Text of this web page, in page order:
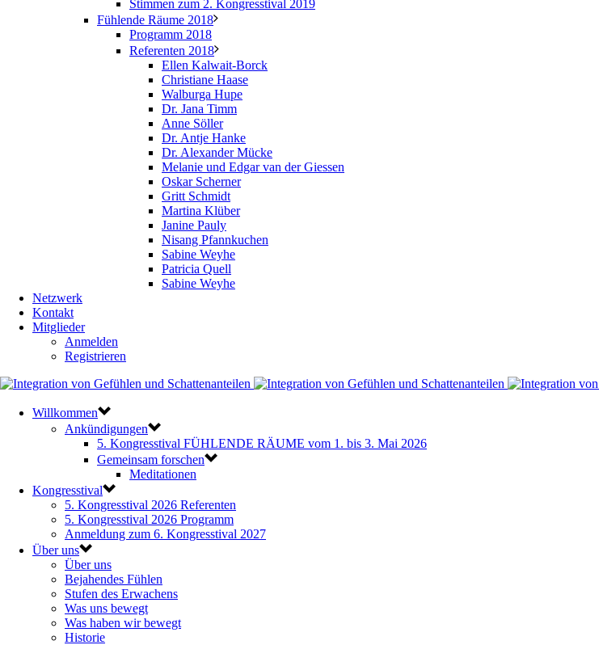
Stimmen zum 2. Kongresstival 2019
Fühlende Räume 2018
Programm 2018
Referenten 2018
Ellen Kalwait-Borck
Christiane Haase
Walburga Hupe
Dr. Jana Timm
Anne Söller
Dr. Antje Hanke
Dr. Alexander Mücke
Melanie und Edgar van der Giessen
Oskar Scherner
Gritt Schmidt
Martina Klüber
Janine Pauly
Nisang Pfannkuchen
Sabine Weyhe
Patricia Quell
Sabine Weyhe
Netzwerk
Kontakt
Mitglieder
Anmelden
Registrieren
Willkommen
Ankündigungen
5. Kongresstival FÜHLENDE RÄUME vom 1. bis 3. Mai 2026
Gemeinsam forschen
Meditationen
Kongresstival
5. Kongresstival 2026 Referenten
5. Kongresstival 2026 Programm
Anmeldung zum 6. Kongresstival 2027
Über uns
Über uns
Bejahendes Fühlen
Stufen des Erwachens
Was uns bewegt
Was haben wir bewegt
Historie